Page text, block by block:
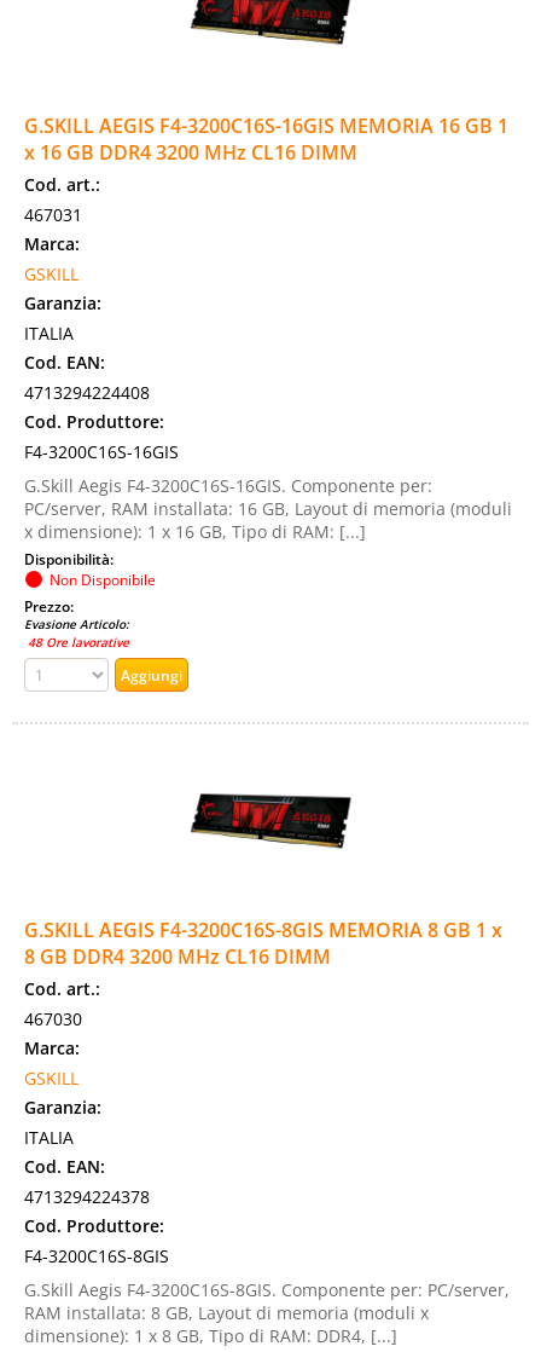
G.SKILL AEGIS F4-3200C16S-16GIS MEMORIA 16 GB 1
x 16 GB DDR4 3200 MHz CL16 DIMM
Cod. art.:
467031
Marca:
GSKILL
Garanzia:
ITALIA
Cod. EAN:
4713294224408
Cod. Produttore:
F4-3200C16S-16GIS
G.Skill Aegis F4-3200C16S-16GIS. Componente per:
PC/server, RAM installata: 16 GB, Layout di memoria (moduli
x dimensione): 1 x 16 GB, Tipo di RAM: [...]
Disponibilità:
Non Disponibile
Prezzo:
Evasione Articolo:
48 Ore lavorative
G.SKILL AEGIS F4-3200C16S-8GIS MEMORIA 8 GB 1 x
8 GB DDR4 3200 MHz CL16 DIMM
Cod. art.:
467030
Marca:
GSKILL
Garanzia:
ITALIA
Cod. EAN:
4713294224378
Cod. Produttore:
F4-3200C16S-8GIS
G.Skill Aegis F4-3200C16S-8GIS. Componente per: PC/server,
RAM installata: 8 GB, Layout di memoria (moduli x
dimensione): 1 x 8 GB, Tipo di RAM: DDR4, [...]